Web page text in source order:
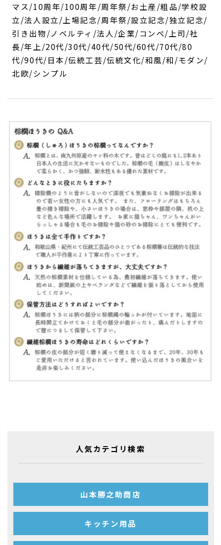
マス/10周年/100周年/周年祭/お土産/粗品/学校設
立/法人設立/上場記念/周年祭/設立記念/独立記念/
引き出物/ノベルティ/法人/企業/コンペ/上司/社
長/年上/20代/30代/40代/50代/60代/70代/80
代/90代/日本/伝統工芸/伝統文化/和風/和/モダン/
北欧/シンプル
人気カテゴリ検索
山本勝之助商店
キッチン用品